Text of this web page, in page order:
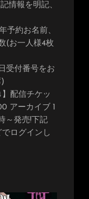
情報を明記、
予約お名前、
(お一人様4枚
受付番号をお
】配信チケッ
アーカイブ 1
～発売!下記
ログインし